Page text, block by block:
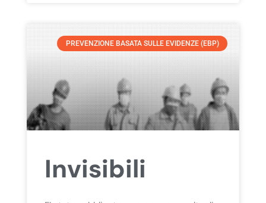
PREVENZIONE BASATA SULLE EVIDENZE (EBP)
Invisibili